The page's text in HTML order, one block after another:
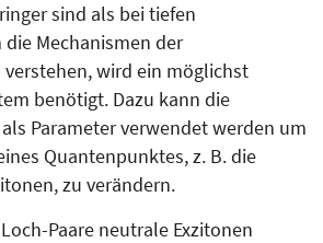
sind als bei tiefen
Mechanismen der
wird ein möglichst
benötigt. Dazu kann die
Para­me­ter verwendet werden um
Quantenpunktes, z. B. die
zu ver­ändern.
Paare neu­tra­le Exzitonen